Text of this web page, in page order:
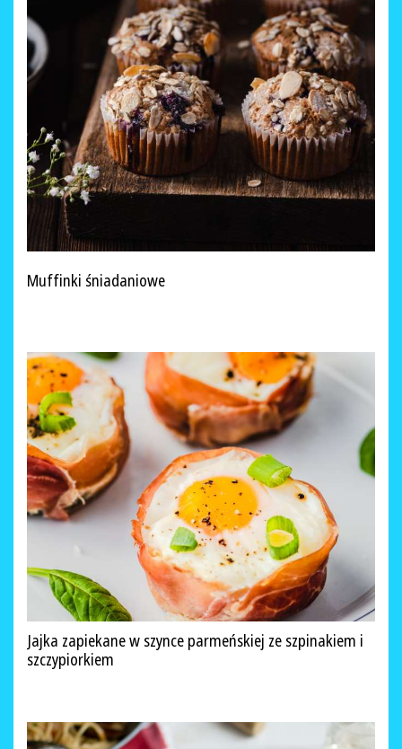
Muffinki śniadaniowe
Jajka zapiekane w szynce parmeńskiej ze szpinakiem i
szczypiorkiem